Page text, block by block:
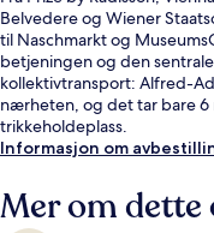
Belvedere og Wiener
til Naschmarkt og
betjeningen og den
kollektivtransport: Alfred-
nærheten, og det tar bare 6
trikkeholdeplass.
Informasjon om
Mer om